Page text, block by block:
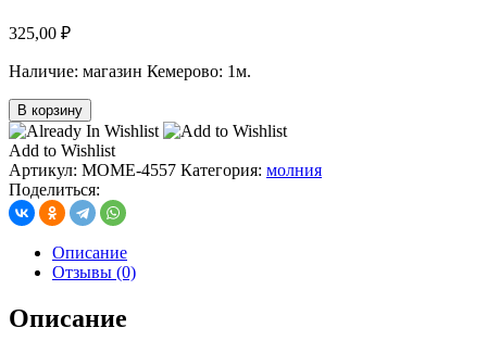
325,00 ₽
Наличие: магазин Кемерово: 1м.
В корзину
Add to Wishlist
Артикул: МOME-4557 Категория: молния
Поделиться:
Описание
Отзывы (0)
Описание